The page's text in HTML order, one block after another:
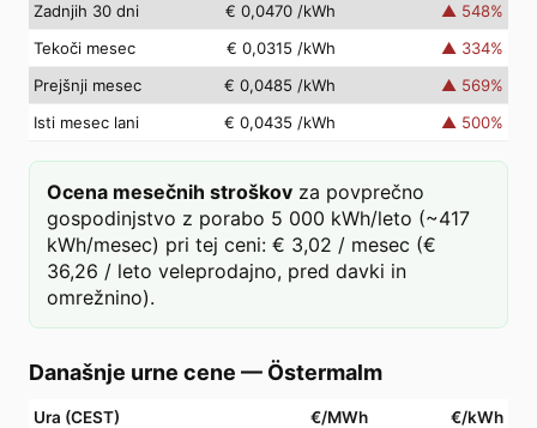
Zadnjih 30 dni
€ 0,0470 /kWh ▲ 548%
Tekoči mesec
€ 0,0315 /kWh ▲ 334%
Prejšnji mesec
€ 0,0485 /kWh ▲ 569%
Isti mesec lani
€ 0,0435 /kWh ▲ 500%
Ocena mesečnih stroškov za povprečno
gospodinjstvo z porabo 5 000 kWh/leto (~417
kWh/mesec) pri tej ceni: € 3,02 / mesec (€
36,26 / leto veleprodajno, pred davki in
omrežnino).
Današnje urne cene — Östermalm
Ura (CEST) €/MWh €/kWh